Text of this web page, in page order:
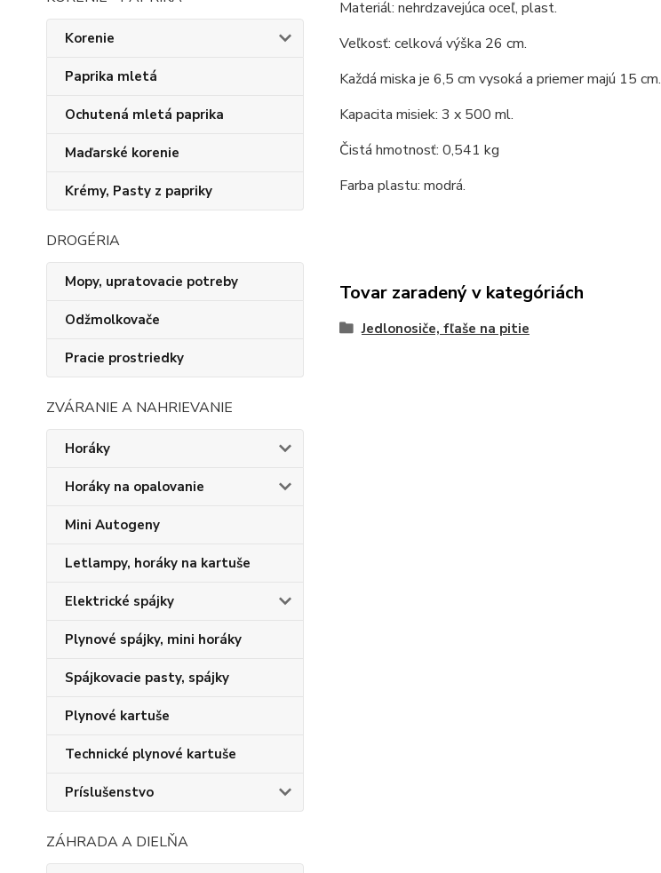
Korenie
Paprika mletá
Ochutená mletá paprika
Maďarské korenie
Krémy, Pasty z papriky
DROGÉRIA
Mopy, upratovacie potreby
Odžmolkovače
Pracie prostriedky
ZVÁRANIE A NAHRIEVANIE
Horáky
Horáky na opalovanie
Mini Autogeny
Letlampy, horáky na kartuše
Elektrické spájky
Plynové spájky, mini horáky
Spájkovacie pasty, spájky
Plynové kartuše
Technické plynové kartuše
Príslušenstvo
ZÁHRADA A DIELŇA
Materiál: nehrdzavejúca oceľ, plast.
Veľkosť: celková výška 26 cm.
Každá miska je 6,5 cm vysoká a priemer majú 15 cm.
Kapacita misiek: 3 x 500 ml.
Čistá hmotnosť: 0,541 kg
Farba plastu: modrá.
Tovar zaradený v kategóriách
Jedlonosiče, fľaše na pitie